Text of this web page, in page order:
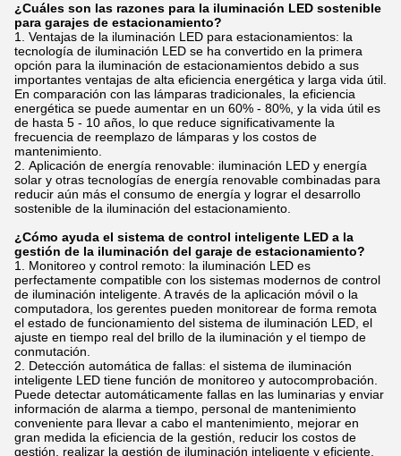
¿Cuáles son las razones para la iluminación LED sostenible
para garajes de estacionamiento?
Ventajas de la iluminación LED para estacionamientos: la
tecnología de iluminación LED se ha convertido en la primera
opción para la iluminación de estacionamientos debido a sus
importantes ventajas de alta eficiencia energética y larga vida útil.
En comparación con las lámparas tradicionales, la eficiencia
energética se puede aumentar en un 60% - 80%, y la vida útil es
de hasta 5 - 10 años, lo que reduce significativamente la
frecuencia de reemplazo de lámparas y los costos de
mantenimiento.
Aplicación de energía renovable: iluminación LED y energía
solar y otras tecnologías de energía renovable combinadas para
reducir aún más el consumo de energía y lograr el desarrollo
sostenible de la iluminación del estacionamiento.
¿Cómo ayuda el sistema de control inteligente LED a la
gestión de la iluminación del garaje de estacionamiento?
Monitoreo y control remoto: la iluminación LED es
perfectamente compatible con los sistemas modernos de control
de iluminación inteligente. A través de la aplicación móvil o la
computadora, los gerentes pueden monitorear de forma remota
el estado de funcionamiento del sistema de iluminación LED, el
ajuste en tiempo real del brillo de la iluminación y el tiempo de
conmutación.
Detección automática de fallas: el sistema de iluminación
inteligente LED tiene función de monitoreo y autocomprobación.
Puede detectar automáticamente fallas en las luminarias y enviar
información de alarma a tiempo, personal de mantenimiento
conveniente para llevar a cabo el mantenimiento, mejorar en
gran medida la eficiencia de la gestión, reducir los costos de
gestión, realizar la gestión de iluminación inteligente y eficiente.